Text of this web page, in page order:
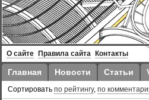
О сайте Правила сайта Контакты
Главная Новости Статьи
Сортировать по рейтингу, по